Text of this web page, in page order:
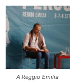
A Reggio Emilia